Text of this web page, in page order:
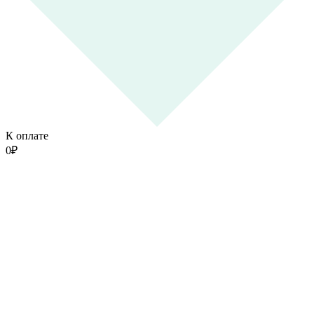
К оплате
0₽